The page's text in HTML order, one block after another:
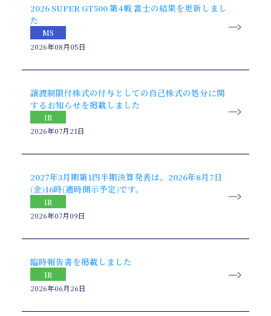
2026年08月05日
MS
2026 SUPER GT500 第4戦 富士の結果を更新しまし
た
2026年07月21日
IR
譲渡制限付株式の付与としての自己株式の処分に関
するお知らせを掲載しました
2026年07月09日
IR
2027年3月期第1四半期決算発表は、2026年8月7日
(金)16時(適時開示予定)です。
2026年06月26日
IR
臨時報告書を掲載しました